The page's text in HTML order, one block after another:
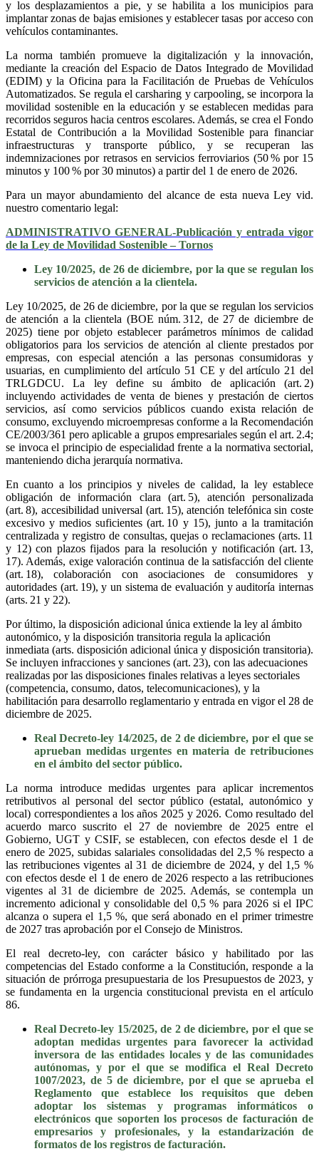
y los desplazamientos a pie, y se habilita a los municipios para
implantar zonas de bajas emisiones y establecer tasas por acceso con
vehículos contaminantes.
La norma también promueve la digitalización y la innovación,
mediante la creación del Espacio de Datos Integrado de Movilidad
(EDIM) y la Oficina para la Facilitación de Pruebas de Vehículos
Automatizados. Se regula el carsharing y carpooling, se incorpora la
movilidad sostenible en la educación y se establecen medidas para
recorridos seguros hacia centros escolares. Además, se crea el Fondo
Estatal de Contribución a la Movilidad Sostenible para financiar
infraestructuras y transporte público, y se recuperan las
indemnizaciones por retrasos en servicios ferroviarios (50 % por 15
minutos y 100 % por 30 minutos) a partir del 1 de enero de 2026.
Para un mayor abundamiento del alcance de esta nueva Ley vid.
nuestro comentario legal:
ADMINISTRATIVO GENERAL-Publicación y entrada vigor
de la Ley de Movilidad Sostenible – Tornos
Ley 10/2025, de 26 de diciembre, por la que se regulan los
servicios de atención a la clientela.
Ley 10/2025, de 26 de diciembre, por la que se regulan los servicios
de atención a la clientela (BOE núm. 312, de 27 de diciembre de
2025) tiene por objeto establecer parámetros mínimos de calidad
obligatorios para los servicios de atención al cliente prestados por
empresas, con especial atención a las personas consumidoras y
usuarias, en cumplimiento del artículo 51 CE y del artículo 21 del
TRLGDCU. La ley define su ámbito de aplicación (art. 2)
incluyendo actividades de venta de bienes y prestación de ciertos
servicios, así como servicios públicos cuando exista relación de
consumo, excluyendo microempresas conforme a la Recomendación
CE/2003/361 pero aplicable a grupos empresariales según el art. 2.4;
se invoca el principio de especialidad frente a la normativa sectorial,
manteniendo dicha jerarquía normativa.
En cuanto a los principios y niveles de calidad, la ley establece
obligación de información clara (art. 5), atención personalizada
(art. 8), accesibilidad universal (art. 15), atención telefónica sin coste
excesivo y medios suficientes (art. 10 y 15), junto a la tramitación
centralizada y registro de consultas, quejas o reclamaciones (arts. 11
y 12) con plazos fijados para la resolución y notificación (art. 13,
17). Además, exige valoración continua de la satisfacción del cliente
(art. 18), colaboración con asociaciones de consumidores y
autoridades (art. 19), y un sistema de evaluación y auditoría internas
(arts. 21 y 22).
Por último, la disposición adicional única extiende la ley al ámbito
autonómico, y la disposición transitoria regula la aplicación
inmediata (arts. disposición adicional única y disposición transitoria).
Se incluyen infracciones y sanciones (art. 23), con las adecuaciones
realizadas por las disposiciones finales relativas a leyes sectoriales
(competencia, consumo, datos, telecomunicaciones), y la
habilitación para desarrollo reglamentario y entrada en vigor el 28 de
diciembre de 2025.
Real Decreto-ley 14/2025, de 2 de diciembre, por el que se
aprueban medidas urgentes en materia de retribuciones
en el ámbito del sector público.
La norma introduce medidas urgentes para aplicar incrementos
retributivos al personal del sector público (estatal, autonómico y
local) correspondientes a los años 2025 y 2026. Como resultado del
acuerdo marco suscrito el 27 de noviembre de 2025 entre el
Gobierno, UGT y CSIF, se establecen, con efectos desde el 1 de
enero de 2025, subidas salariales consolidadas del 2,5 % respecto a
las retribuciones vigentes al 31 de diciembre de 2024, y del 1,5 %
con efectos desde el 1 de enero de 2026 respecto a las retribuciones
vigentes al 31 de diciembre de 2025. Además, se contempla un
incremento adicional y consolidable del 0,5 % para 2026 si el IPC
alcanza o supera el 1,5 %, que será abonado en el primer trimestre
de 2027 tras aprobación por el Consejo de Ministros.
El real decreto-ley, con carácter básico y habilitado por las
competencias del Estado conforme a la Constitución, responde a la
situación de prórroga presupuestaria de los Presupuestos de 2023, y
se fundamenta en la urgencia constitucional prevista en el artículo
86.
Real Decreto-ley 15/2025, de 2 de diciembre, por el que se
adoptan medidas urgentes para favorecer la actividad
inversora de las entidades locales y de las comunidades
autónomas, y por el que se modifica el Real Decreto
1007/2023, de 5 de diciembre, por el que se aprueba el
Reglamento que establece los requisitos que deben
adoptar los sistemas y programas informáticos o
electrónicos que soporten los procesos de facturación de
empresarios y profesionales, y la estandarización de
formatos de los registros de facturación.